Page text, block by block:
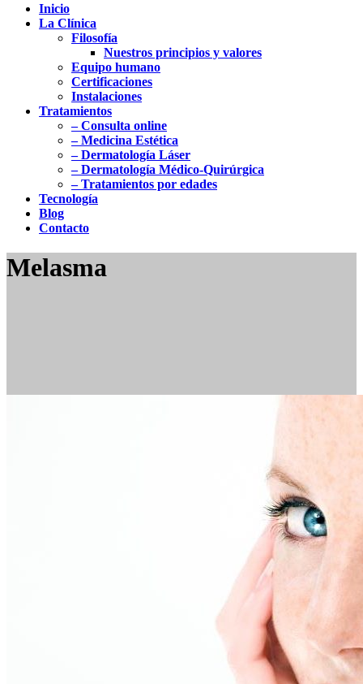
Inicio
La Clínica
Filosofía
Nuestros principios y valores
Equipo humano
Certificaciones
Instalaciones
Tratamientos
– Consulta online
– Medicina Estética
– Dermatología Láser
– Dermatología Médico-Quirúrgica
– Tratamientos por edades
Tecnología
Blog
Contacto
Melasma